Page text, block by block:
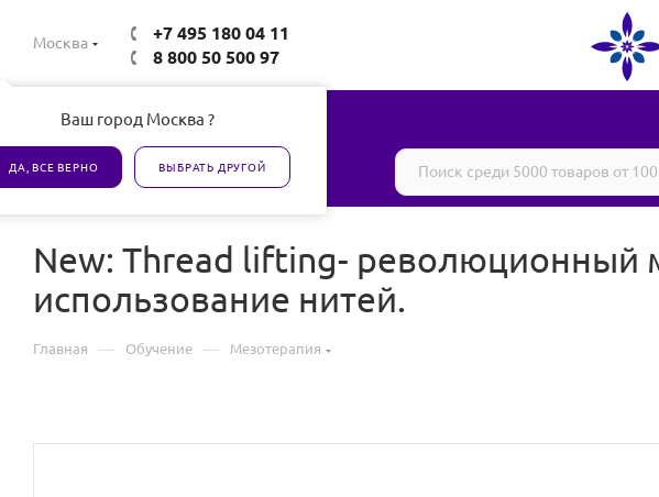
Москва
Ваш город Москва ?
ДА, ВСЕ ВЕРНО ВЫБРАТЬ ДРУГОЙ
+7 495 180 04 11
8 800 50 500 97
Все товары сертифицированы
New: Thread lifting- революционный
использование нитей.
Главная — Обучение — Мезотерапия